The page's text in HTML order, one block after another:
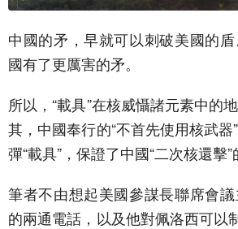
中國的矛，早就可以刺破美國的
國有了更厲害的矛。
所以，“載具”在核威懾諸元素中的
其，中國奉行的“不首先使用核武
彈“載具”，保證了中國“二次核還擊”
筆者不由想起美國參謀長聯席會
的兩通電話，以及他對佩洛西可以